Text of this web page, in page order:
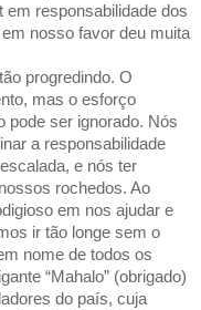
em responsabilidade dos
nosso favor deu muita
progredindo. O
mas o esforço
pode ser ignorado. Nós
a responsabilidade
e nós ter
rochedos. Ao
em nos ajudar e
ir tão longe sem o
nome de todos os
“Mahalo” (obrigado)
do país, cuja